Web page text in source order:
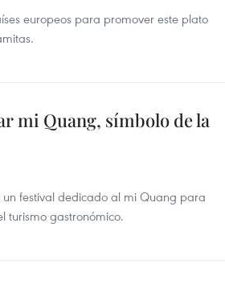
europeos para promover este plato
mi Quang, símbolo de la
un festival dedicado al mi Quang para
turismo gastronómico.